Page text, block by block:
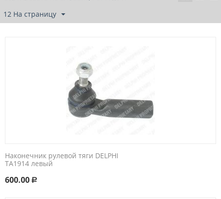
12 На страницу
Наконечник рулевой тяги DELPHI
TA1914 левый
600.00 Р